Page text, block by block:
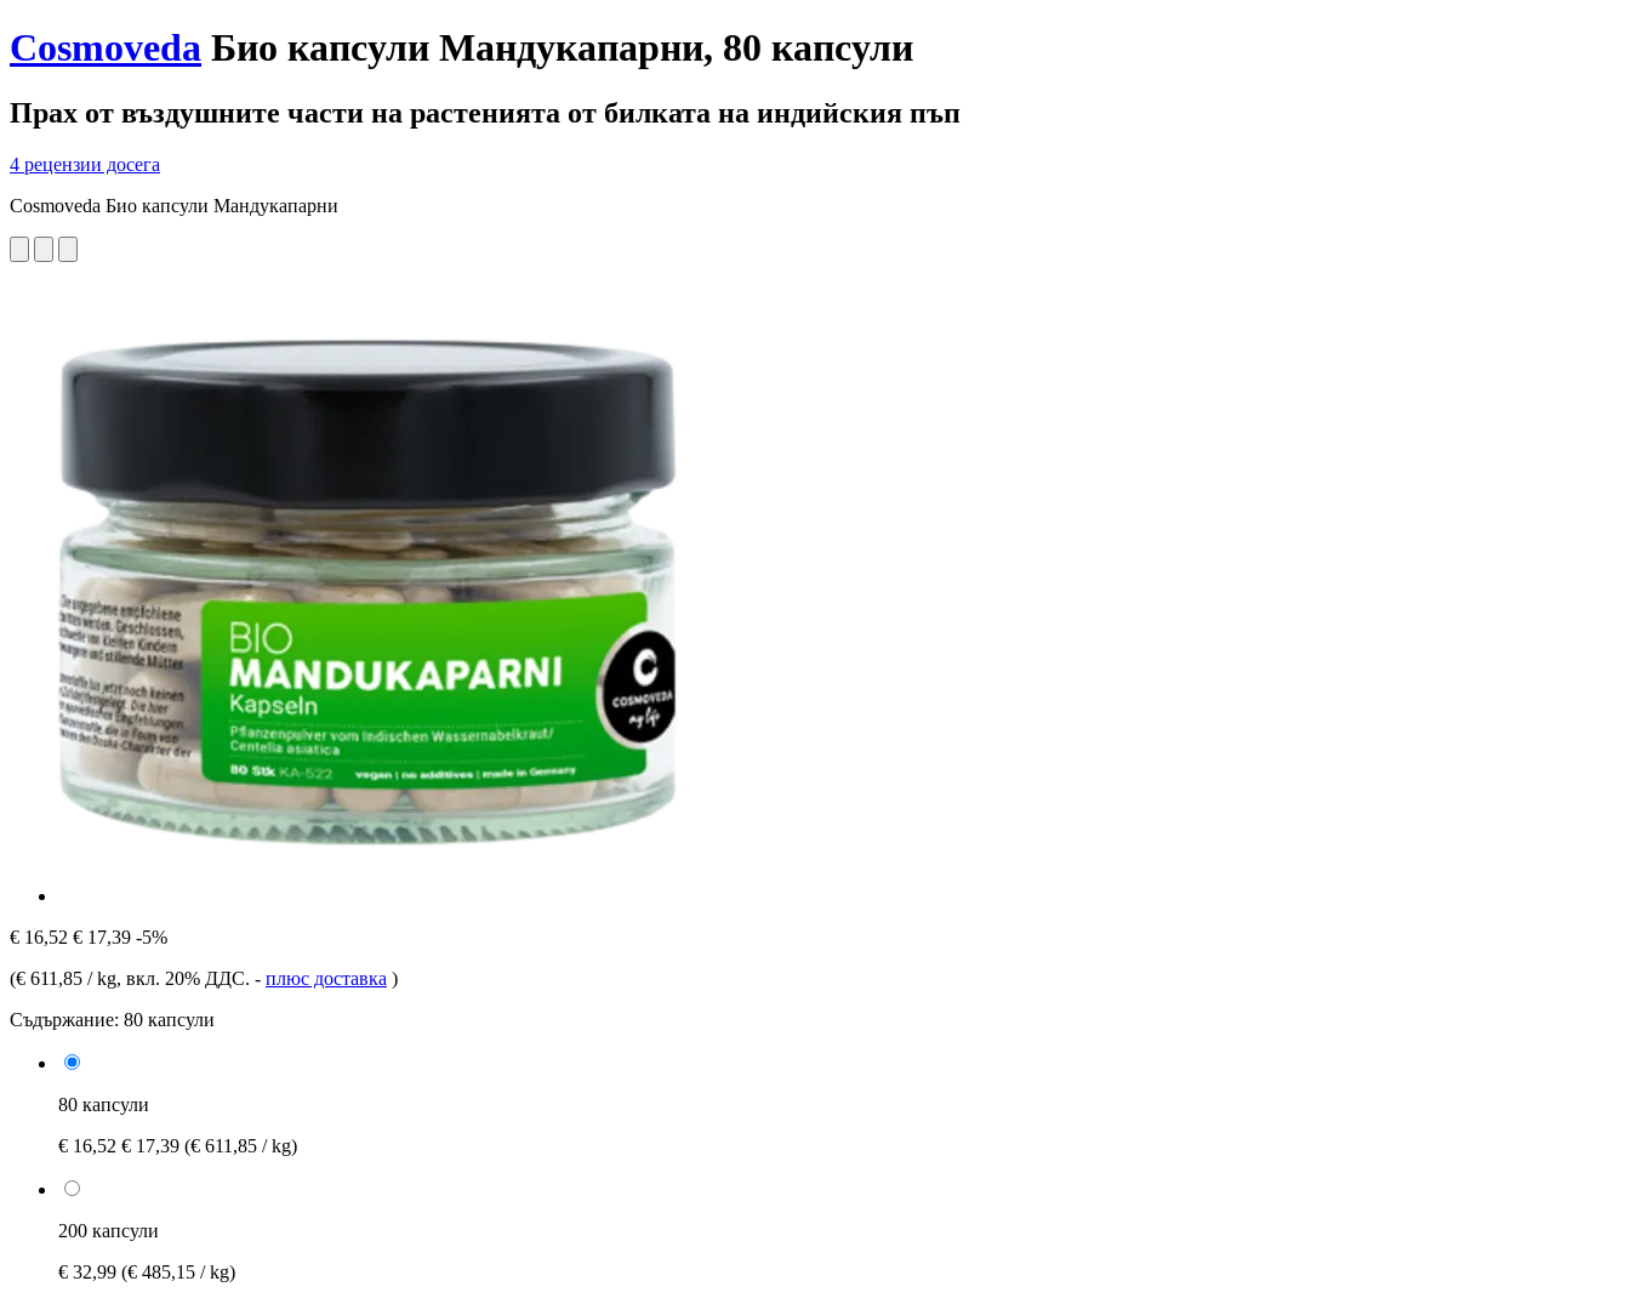
Cosmoveda Био капсули Мандукапарни, 80 капсули
Прах от въздушните части на растенията от билката на индийския пъп
4 рецензии досега
Cosmoveda Био капсули Мандукапарни
€ 16,52 € 17,39 -5%
(€ 611,85 / kg, вкл. 20% ДДС. - плюс доставка )
Съдържание: 80 капсули
80 капсули
€ 16,52 € 17,39 (€ 611,85 / kg)
200 капсули
€ 32,99 (€ 485,15 / kg)